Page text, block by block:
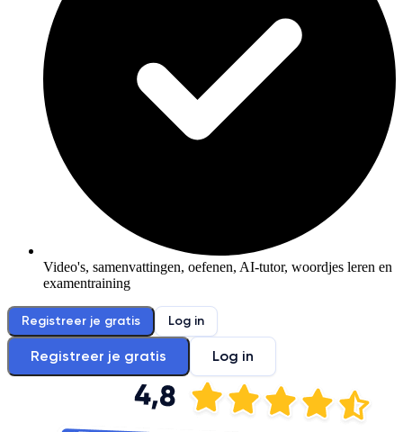
Video's, samenvattingen, oefenen, AI-tutor, woordjes leren en
examentraining
Registreer je gratis Log in
Registreer je gratis Log in